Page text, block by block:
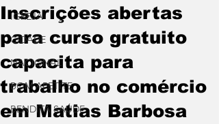
IGREJA
CIDADE
NACIONAL
BOM APETITE
BENDITA SAÚDE
Inscrições abertas
para curso gratuito
capacita para
trabalho no comércio
em Matias Barbosa